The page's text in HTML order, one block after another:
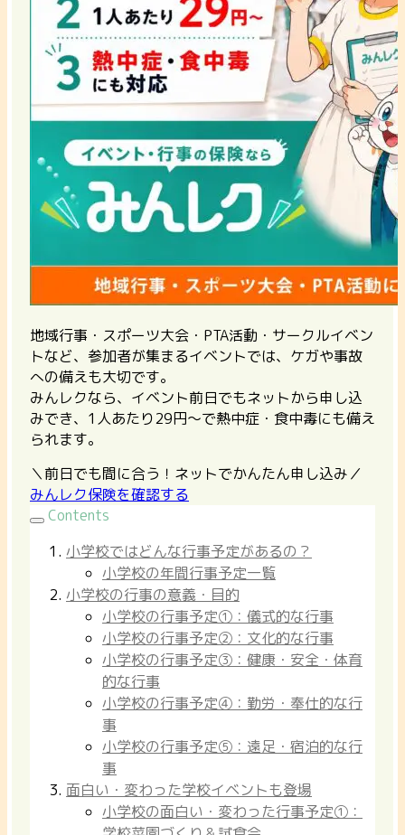
地域行事・スポーツ大会・PTA活動・サークルイベン
トなど、参加者が集まるイベントでは、ケガや事故
への備えも大切です。
みんレクなら、イベント前日でもネットから申し込
みでき、1人あたり29円〜で熱中症・食中毒にも備え
られます。
＼前日でも間に合う！ネットでかんたん申し込み／
みんレク保険を確認する
Contents
小学校ではどんな行事予定があるの？
小学校の年間行事予定一覧
小学校の行事の意義・目的
小学校の行事予定①：儀式的な行事
小学校の行事予定②：文化的な行事
小学校の行事予定③：健康・安全・体育
的な行事
小学校の行事予定④：勤労・奉仕的な行
事
小学校の行事予定⑤：遠足・宿泊的な行
事
面白い・変わった学校イベントも登場
小学校の面白い・変わった行事予定①：